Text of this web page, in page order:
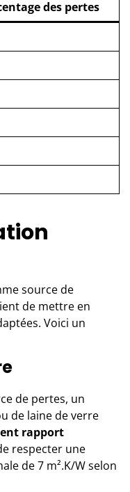
des pertes
source de
de mettre en
. Voici un
de pertes, un
de laine de verre
rapport
respecter une
de 7 m².K/W selon